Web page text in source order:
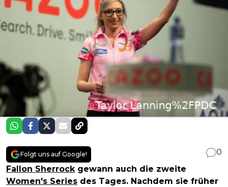
Folgt uns auf Google!
0
Fallon Sherrockgewann auch die zweite
Women's Series des Tages. Nachdem sie früher